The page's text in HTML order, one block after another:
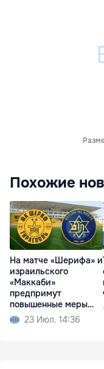
Похожие
На матче «Шерифа» и
израильского
«Маккаби»
предпримут
повышенные меры
безопасности
23 Июл. 14:36